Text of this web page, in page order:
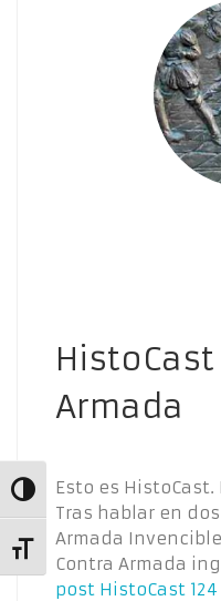
Alternar alto contraste
Alternar tamaño de
Armada
Esto es HistoCast.
Tras hablar en
Armada
Contra Armada
post HistoCast